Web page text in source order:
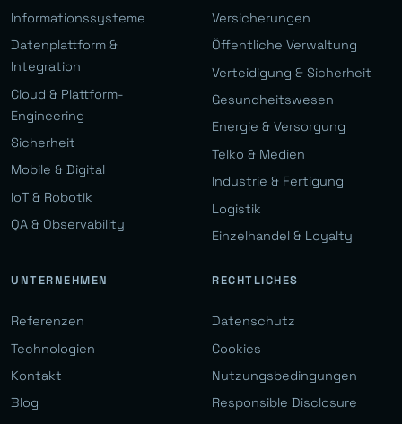
Informationssysteme
Datenplattform &
Integration
Cloud & Plattform-
Engineering
Sicherheit
Mobile & Digital
IoT & Robotik
QA & Observability
Versicherungen
Öffentliche Verwaltung
Verteidigung & Sicherheit
Gesundheitswesen
Energie & Versorgung
Telko & Medien
Industrie & Fertigung
Logistik
Einzelhandel & Loyalty
UNTERNEHMEN
Referenzen
Technologien
Kontakt
Blog
RECHTLICHES
Datenschutz
Cookies
Nutzungsbedingungen
Responsible Disclosure